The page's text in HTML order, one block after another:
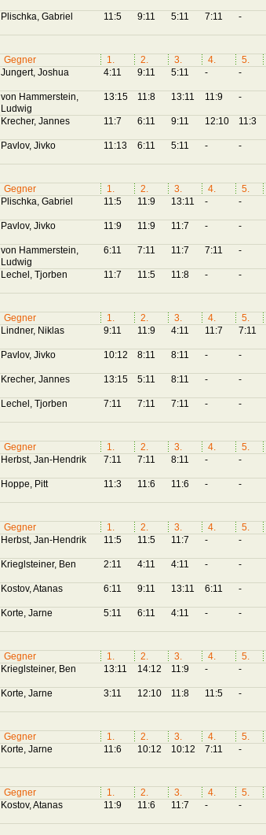
Plischka, Gabriel 11:5 9:11 5:11 7:11 -
Gegner 1. 2. 3. 4. 5.
Jungert, Joshua 4:11 9:11 5:11 - -
von Hammerstein,
Ludwig
13:15 11:8 13:11 11:9 -
Krecher, Jannes 11:7 6:11 9:11 12:10 11:3
Pavlov, Jivko 11:13 6:11 5:11 - -
Gegner 1. 2. 3. 4. 5.
Plischka, Gabriel 11:5 11:9 13:11 - -
Pavlov, Jivko 11:9 11:9 11:7 - -
von Hammerstein,
Ludwig
6:11 7:11 11:7 7:11 -
Lechel, Tjorben 11:7 11:5 11:8 - -
Gegner 1. 2. 3. 4. 5.
Lindner, Niklas 9:11 11:9 4:11 11:7 7:11
Pavlov, Jivko 10:12 8:11 8:11 - -
Krecher, Jannes 13:15 5:11 8:11 - -
Lechel, Tjorben 7:11 7:11 7:11 - -
Gegner 1. 2. 3. 4. 5.
Herbst, Jan-Hendrik 7:11 7:11 8:11 - -
Hoppe, Pitt 11:3 11:6 11:6 - -
Gegner 1. 2. 3. 4. 5.
Herbst, Jan-Hendrik 11:5 11:5 11:7 - -
Krieglsteiner, Ben 2:11 4:11 4:11 - -
Kostov, Atanas 6:11 9:11 13:11 6:11 -
Korte, Jarne 5:11 6:11 4:11 - -
Gegner 1. 2. 3. 4. 5.
Krieglsteiner, Ben 13:11 14:12 11:9 - -
Korte, Jarne 3:11 12:10 11:8 11:5 -
Gegner 1. 2. 3. 4. 5.
Korte, Jarne 11:6 10:12 10:12 7:11 -
Gegner 1. 2. 3. 4. 5.
Kostov, Atanas 11:9 11:6 11:7 - -